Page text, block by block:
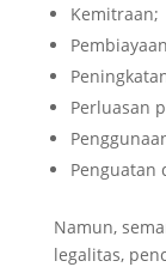
Kemitraan;
Perluasan
Penguatan
Namun,
legalitas,